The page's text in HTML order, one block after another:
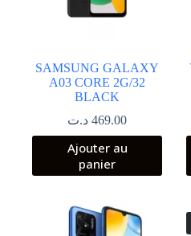
SAMSUNG GALAXY
A03 CORE 2G/32
BLACK
469.00 د.ت
Ajouter au
panier